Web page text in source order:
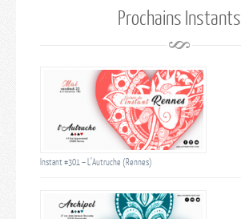
Prochains Instants
Instant #301 – L’Autruche (Rennes)